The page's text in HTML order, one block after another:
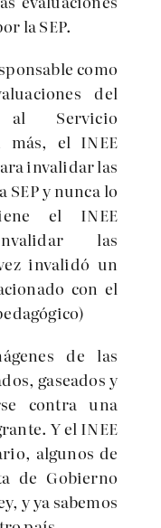
la SEP.
como
del
al Servicio
más, el INEE
invalidar las
SEP y nunca lo
el INEE
las
invalidó un
con el
de las
gaseados y
contra una
Y el INEE
algunos de
de Gobierno
y ya sabemos